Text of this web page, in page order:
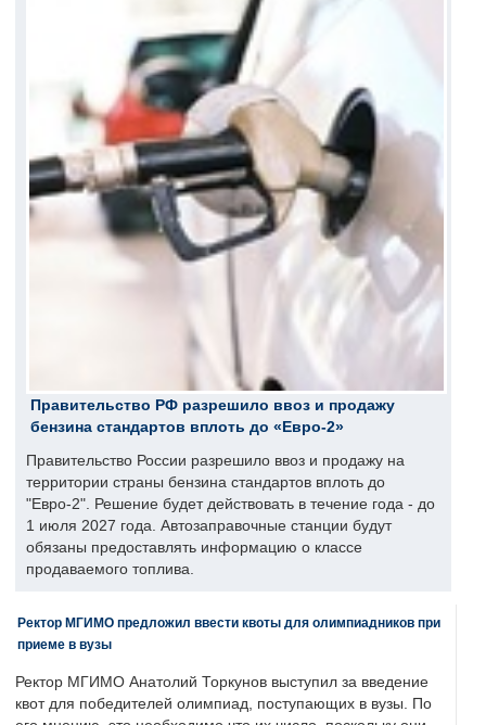
Правительство РФ разрешило ввоз и продажу
бензина стандартов вплоть до «Евро-2»
Правительство России разрешило ввоз и продажу на
территории страны бензина стандартов вплоть до
"Евро-2". Решение будет действовать в течение года - до
1 июля 2027 года. Автозаправочные станции будут
обязаны предоставлять информацию о классе
продаваемого топлива.
Ректор МГИМО предложил ввести квоты для олимпиадников при
приеме в вузы
Ректор МГИМО Анатолий Торкунов выступил за введение
квот для победителей олимпиад, поступающих в вузы. По